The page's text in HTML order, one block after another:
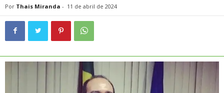
Por Thais Miranda - 11 de abril de 2024